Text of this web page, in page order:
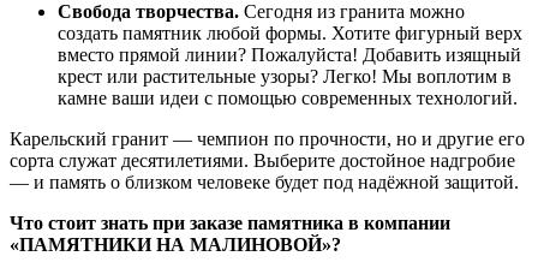
Свобода творчества. Сегодня из гранита можно
создать памятник любой формы. Хотите фигурный верх
вместо прямой линии? Пожалуйста! Добавить изящный
крест или растительные узоры? Легко! Мы воплотим в
камне ваши идеи с помощью современных технологий.
Карельский гранит — чемпион по прочности, но и другие его
сорта служат десятилетиями. Выберите достойное надгробие
— и память о близком человеке будет под надёжной защитой.
Что стоит знать при заказе памятника в компании
«ПАМЯТНИКИНА МАЛИНОВОЙ»?